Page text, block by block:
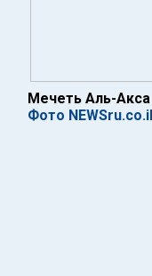
Мечеть Аль-Акса
Фото NEWSru.co.il